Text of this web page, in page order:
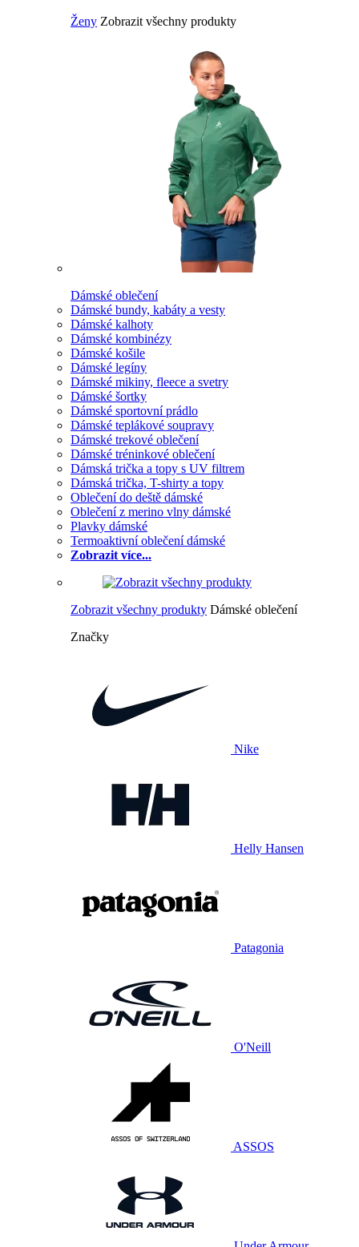
Ženy Zobrazit všechny produkty
Dámské oblečení
Dámské bundy, kabáty a vesty
Dámské kalhoty
Dámské kombinézy
Dámské košile
Dámské legíny
Dámské mikiny, fleece a svetry
Dámské šortky
Dámské sportovní prádlo
Dámské teplákové soupravy
Dámské trekové oblečení
Dámské tréninkové oblečení
Dámská trička a topy s UV filtrem
Dámská trička, T-shirty a topy
Oblečení do deště dámské
Oblečení z merino vlny dámské
Plavky dámské
Termoaktivní oblečení dámské
Zobrazit více...
Zobrazit všechny produkty Dámské oblečení
Značky
Nike
Helly Hansen
Patagonia
O'Neill
ASSOS